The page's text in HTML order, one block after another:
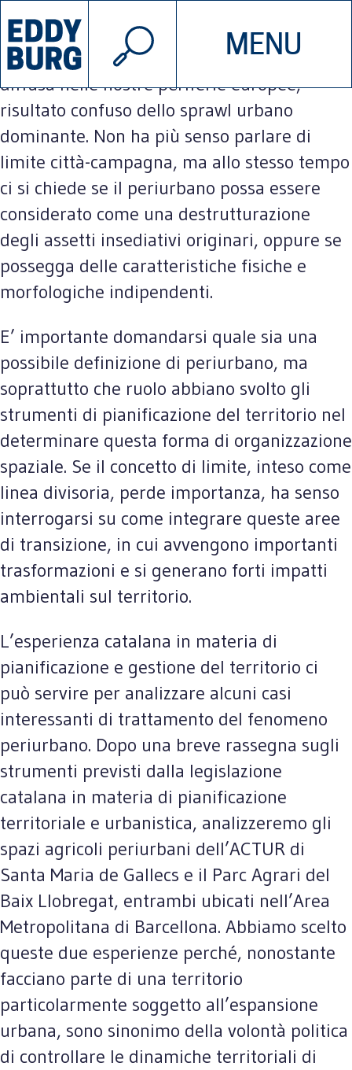
MENU
INIZIATIVE CHI SIAMO
SOSTIENICI CONTATTACI
© 2026 EDDYBURG
Il fenomeno periurbano si caratterizza oggi
per essere una forma territoriale assai
diffusa nelle nostre periferie europee,
risultato confuso dello sprawl urbano
dominante. Non ha più senso parlare di
limite città-campagna, ma allo stesso tempo
ci si chiede se il periurbano possa essere
considerato come una destrutturazione
degli assetti insediativi originari, oppure se
possegga delle caratteristiche fisiche e
morfologiche indipendenti.
E’ importante domandarsi quale sia una
possibile definizione di periurbano, ma
soprattutto che ruolo abbiano svolto gli
strumenti di pianificazione del territorio nel
determinare questa forma di organizzazione
spaziale. Se il concetto di limite, inteso come
linea divisoria, perde importanza, ha senso
interrogarsi su come integrare queste aree
di transizione, in cui avvengono importanti
trasformazioni e si generano forti impatti
ambientali sul territorio.
L’esperienza catalana in materia di
pianificazione e gestione del territorio ci
può servire per analizzare alcuni casi
interessanti di trattamento del fenomeno
periurbano. Dopo una breve rassegna sugli
strumenti previsti dalla legislazione
catalana in materia di pianificazione
territoriale e urbanistica, analizzeremo gli
spazi agricoli periurbani dell’ACTUR di
Santa Maria de Gallecs e il Parc Agrari del
Baix Llobregat, entrambi ubicati nell’Area
Metropolitana di Barcellona. Abbiamo scelto
queste due esperienze perché, nonostante
facciano parte di una territorio
particolarmente soggetto all’espansione
urbana, sono sinonimo della volontà politica
di controllare le dinamiche territoriali di